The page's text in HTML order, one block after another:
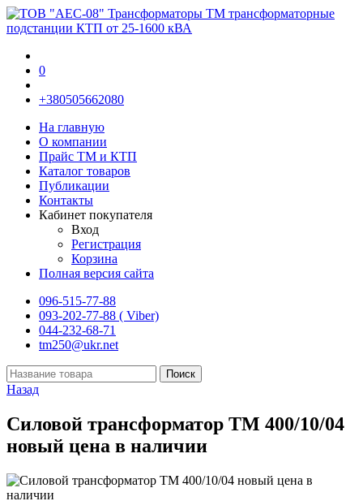
0
+380505662080
На главную
О компании
Прайс TM и КТП
Каталог товаров
Публикации
Контакты
Кабинет покупателя
Вход
Регистрация
Корзина
Полная версия сайта
096-515-77-88
093-202-77-88 ( Viber)
044-232-68-71
tm250@ukr.net
Назад
Силовой трансформатор ТМ 400/10/04
новый цена в наличии